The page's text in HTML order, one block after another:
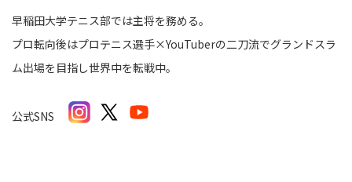
早稲田大学テニス部では主将を務める。
プロ転向後はプロテニス選手×YouTuberの二刀流でグランドスラ
ム出場を目指し世界中を転戦中。
公式SNS